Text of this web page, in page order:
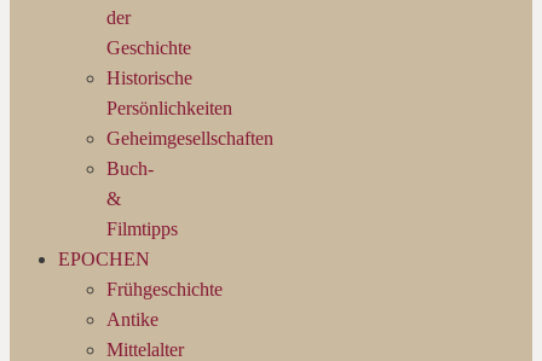
der
Geschichte
Historische
Persönlichkeiten
Geheimgesellschaften
Buch-
&
Filmtipps
EPOCHEN
Frühgeschichte
Antike
Mittelalter